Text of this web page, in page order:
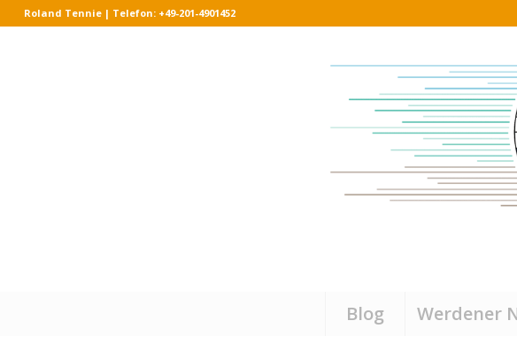
Roland Tennie | Telefon: +49-201-4901452
Blog Werdener